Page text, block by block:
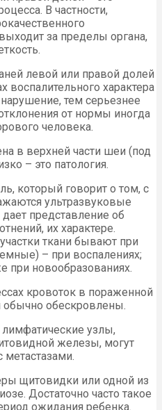
В частности,
за пределы органа,
левой или правой долей
воспалительного характера
тем серьезнее
от нормы иногда
человека.
в верхней части шеи (под
– это патология.
который говорит о том, с
ультразвуковые
представление об
их характере.
ткани бывают при
– при воспалениях;
при новообразованиях.
кровоток в пораженной
обычно обескровлены.
узлы,
железы, могут
метастазами.
щитовидки или одной из
Достаточно часто такое
ожидания ребенка.